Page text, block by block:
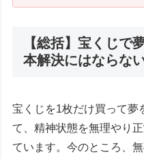
【総括】宝くじで
本解決にはならな
宝くじを1枚だけ買って夢
て、精神状態を無理やり
ています。今のところ、